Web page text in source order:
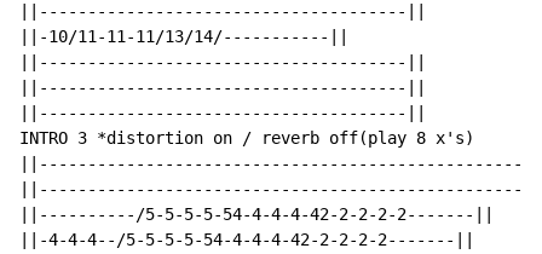
||--------------------------------------||
||-10/11-11-11/13/14/-----------||
||--------------------------------------||
||--------------------------------------||
||--------------------------------------||
INTRO 3 *distortion on / reverb off(play 8 x's)
||----------/5-5-5-5-54-4-4-4-42-2-2-2-2-------||
||-4-4-4--/5-5-5-5-54-4-4-4-42-2-2-2-2-------||